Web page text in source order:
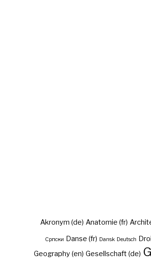
Akronym (de) Anatomie (fr)
Cрпски Danse (fr) Dansk Deutsch
Geography (en) Gesellschaft (de)